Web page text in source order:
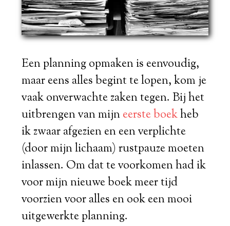
Een planning opmaken is eenvoudig,
maar eens alles begint te lopen, kom je
vaak onverwachte zaken tegen. Bij het
uitbrengen van mijneerste boekheb
ik zwaar afgezien en een verplichte
(door mijn lichaam) rustpauze moeten
inlassen. Om dat te voorkomen had ik
voor mijn nieuwe boek meer tijd
voorzien voor alles en ook een mooi
uitgewerkte planning.